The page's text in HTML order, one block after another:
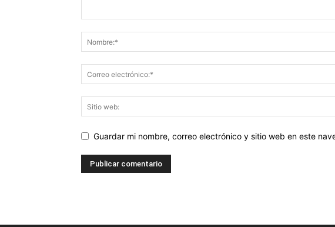
Guardar mi nombre, correo electrónico y sitio web en este